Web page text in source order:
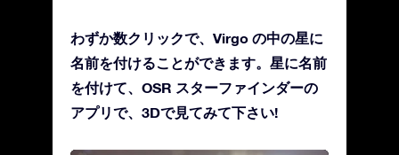
わずか数クリックで、Virgo の中の星に
名前を付けることができます。星に名前
を付けて、OSR スターファインダーの
アプリで、3Dで見てみて下さい!